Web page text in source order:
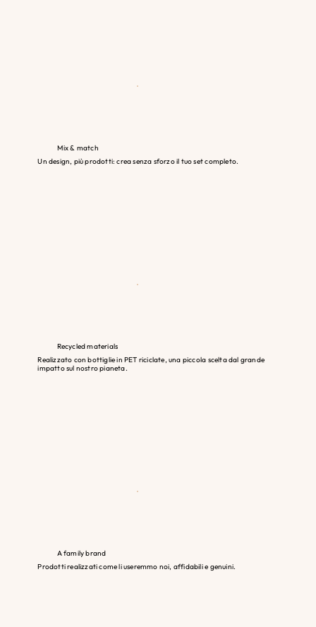
Mix & match
Un design, più prodotti: crea senza sforzo il tuo set completo.
Recycled materials
Realizzato con bottiglie in PET riciclate, una piccola scelta dal grande
impatto sul nostro pianeta.
A family brand
Prodotti realizzati come li useremmo noi, affidabili e genuini.